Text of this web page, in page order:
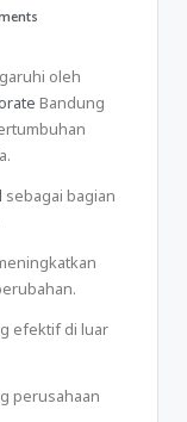
oleh
Bandung
sebagai bagian
efektif di luar
perusahaan